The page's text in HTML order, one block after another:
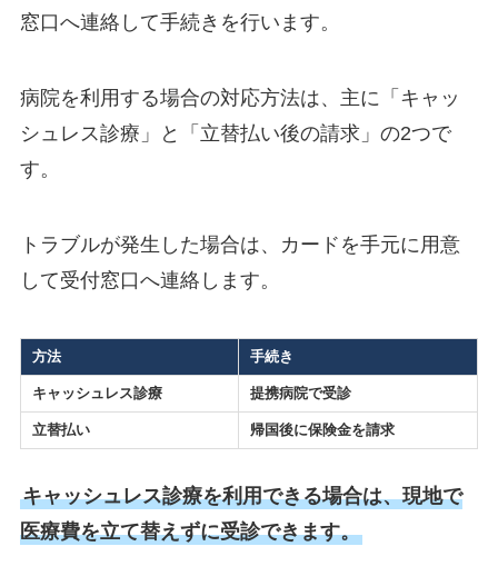
窓口へ連絡して手続きを行います。
病院を利用する場合の対応方法は、主に「キャッ
シュレス診療」と「立替払い後の請求」の2つで
す。
トラブルが発生した場合は、カードを手元に用意
して受付窓口へ連絡します。
方法 手続き
キャッシュレス診療 提携病院で受診
立替払い 帰国後に保険金を請求
キャッシュレス診療を利用できる場合は、現地で
医療費を立て替えずに受診できます。